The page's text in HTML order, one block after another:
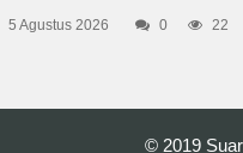
5 Agustus 2026 0 22
© 2019